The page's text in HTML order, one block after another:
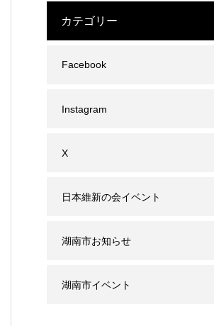
カテゴリー
Facebook
Instagram
X
日本維新の会イベント
湖南市お知らせ
湖南市イベント